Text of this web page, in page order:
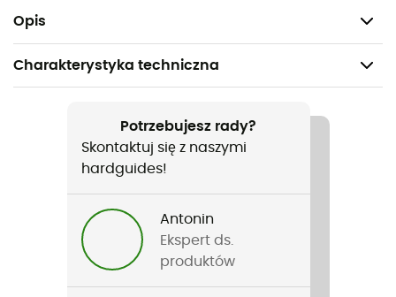
OpisWaga: 10 g.
Charakterystyka techniczna
Turystyka piesza / Trekking / Podróże / Kemping /
Turystyka rowerowa
Nazwa produktu
Lessive en feuilles Trek & travel pocket soaps
Potrzebujesz rady?
Skontaktuj się z naszymi
hardguides!
Antonin
Ekspert ds.
produktów